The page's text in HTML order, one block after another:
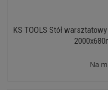
KS TOOLS Stół
Na